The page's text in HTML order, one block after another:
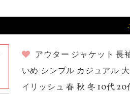
アウター ジャケット 長
いめ シンプル カジュアル
イリッシュ 春 秋 冬 10代